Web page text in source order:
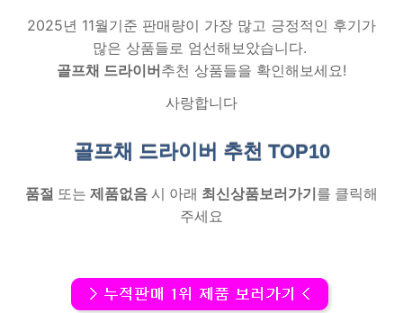
2025년 11월기준 판매량이 가장 많고 긍정적인 후기가
많은 상품들로 엄선해보았습니다.
골프채 드라이버추천 상품들을 확인해보세요!
사랑합니다
골프채 드라이버 추천 TOP10
품절 또는 제품없음 시 아래 최신상품보러가기 를 클릭해
주세요